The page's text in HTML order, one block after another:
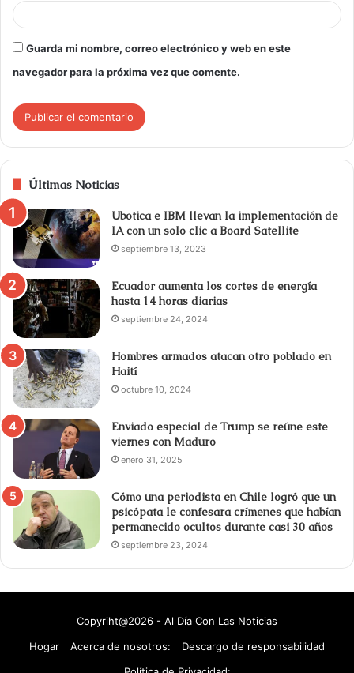
Guarda mi nombre, correo electrónico y web en este
navegador para la próxima vez que comente.
Últimas Noticias
Ubotica e IBM llevan la implementación de
IA con un solo clic a Board Satellite
septiembre 13, 2023
Ecuador aumenta los cortes de energía
hasta 14 horas diarias
septiembre 24, 2024
Hombres armados atacan otro poblado en
Haití
octubre 10, 2024
Enviado especial de Trump se reúne este
viernes con Maduro
enero 31, 2025
Cómo una periodista en Chile logró que un
psicópata le confesara crímenes que habían
permanecido ocultos durante casi 30 años
septiembre 23, 2024
Copyriht@2026 - Al Día Con Las Noticias
Hogar
Acerca de nosotros:
Descargo de responsabilidad